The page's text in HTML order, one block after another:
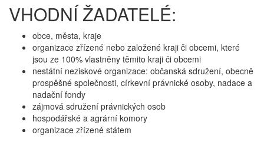
VHODNÍ ŽADATELÉ:
obce, města, kraje
organizace zřízené nebo založené kraji či obcemi, které
jsou ze 100% vlastněny těmito kraji či obcemi
nestátní neziskové organizace: občanská sdružení, obecně
prospěšné společnosti, církevní právnické osoby, nadace a
nadační fondy
zájmová sdružení právnických osob
hospodářské a agrární komory
organizace zřízené státem